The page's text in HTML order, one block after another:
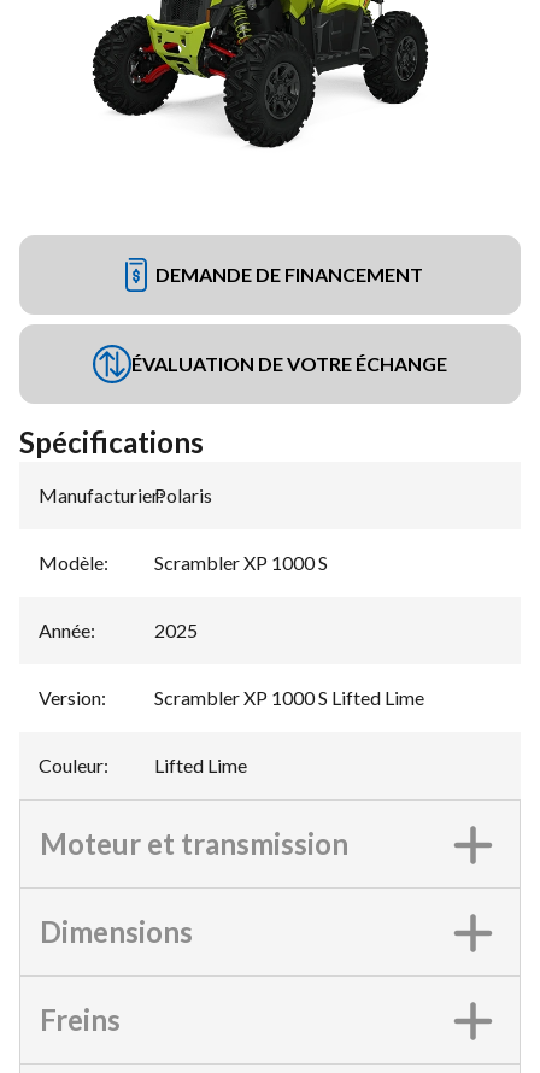
DEMANDE DE FINANCEMENT
ÉVALUATION DE VOTRE ÉCHANGE
Spécifications
Manufacturier:
Polaris
Modèle: Scrambler XP 1000 S
Année: 2025
Version: Scrambler XP 1000 S Lifted Lime
Couleur: Lifted Lime
Moteur et transmission
Dimensions
Freins